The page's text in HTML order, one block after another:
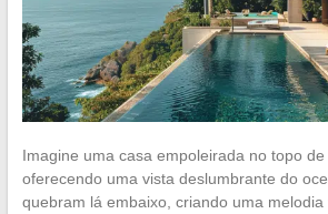
Imagine uma casa empoleirada no topo de
oferecendo uma vista deslumbrante do
quebram lá embaixo, criando uma